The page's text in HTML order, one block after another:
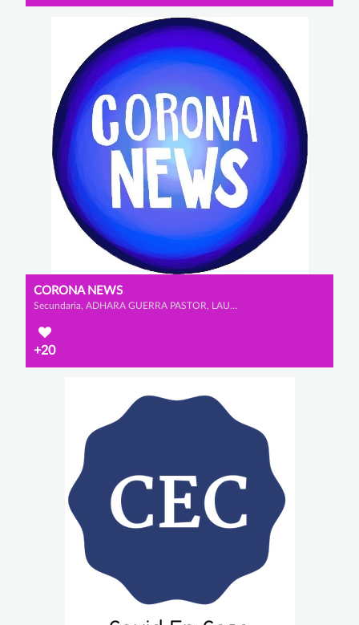
CORONA NEWS
Secundaria, ADHARA GUERRA PASTOR, LAURA SÁNCHEZ CAPILLA y LAURA FORNOVI GÓMEZ
+20